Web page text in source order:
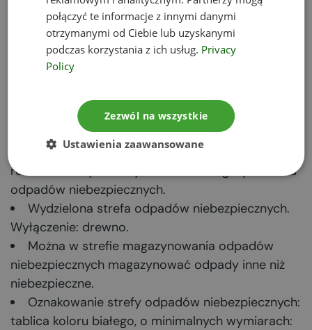
ODPADY
stycznia 2021
Wszystkie opisane powyżej zastosowania
również należy wdrożyć w strefie magazynowania
odpadów niebezpiecznych.
Wydzielona strefa odpadów niebezpiecznych.
Wyłączenie: drewno.
Można w strefie magazynowania odpadów
niebezpiecznych magazynować odpady inne niż
niebezpieczne.
Oznakowanie strefy odpadów niebezpiecznych:
tablica koloru białego, o minimalnych wymiarach:
połączyć te informacje z innymi danymi
otrzymanymi od Ciebie lub uzyskanymi
podczas korzystania z ich usług. Privacy
Policy
Zezwól na wszystkie
Ustawienia zaawansowane